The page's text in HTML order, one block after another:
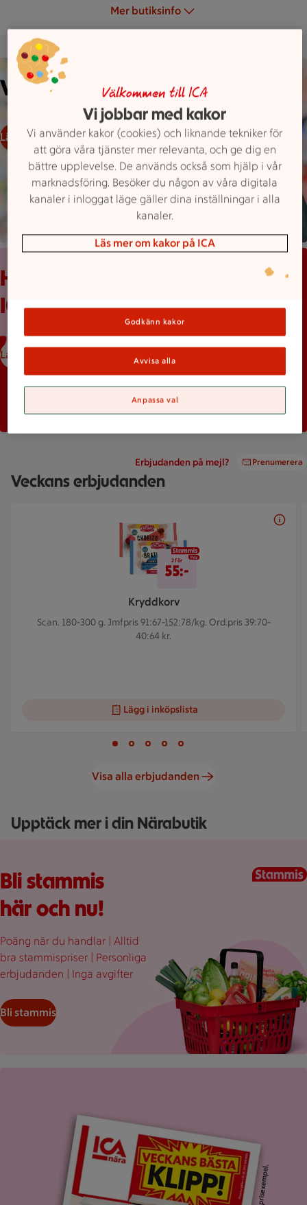
Mer butiksinfo
En person med skägg står i en matbutik med hyllor i
Välkommen in till oss!
Läs mer om oss
Mobilskärm visar appen Stam­mis med en lista över
Håll koll med
ICA-appen
Ladda ned ICA-appen
Erbjudanden på mejl? Prenumerera
Veckans erbjudanden
Bildspel med 5 bilder.
Kryddkorv
Scan. 180-300 g. Jmfpris 91:67-152:78/kg. Ord.pris 39:70-
40:64 kr.
2 för 55 kr
2 för
55:-
Lägg i inköpslista
Bild 1 av 5
Bild 2 av 5
Bild 3 av 5Bild 4 av 5
Visa alla erbjudanden
Upptäck mer i din Närabutik
Bli stammis
här och nu!
Poäng när du handlar | Alltid
bra stammispriser | Personliga
erbjudanden | Inga avgifter
Bli stammis
Välkommen till ICA
Vi jobbar med kakor
Vi använder kakor (cookies) och liknande tekniker för
att göra våra tjänster mer relevanta, och ge dig en
bättre upplevelse. De används också som hjälp i vår
marknadsföring. Besöker du någon av våra digitala
kanaler i inloggat läge gäller dina inställningar i alla
kanaler.
Läs mer om kakor på ICA
Godkänn kakor
Avvisa alla
Anpassa val